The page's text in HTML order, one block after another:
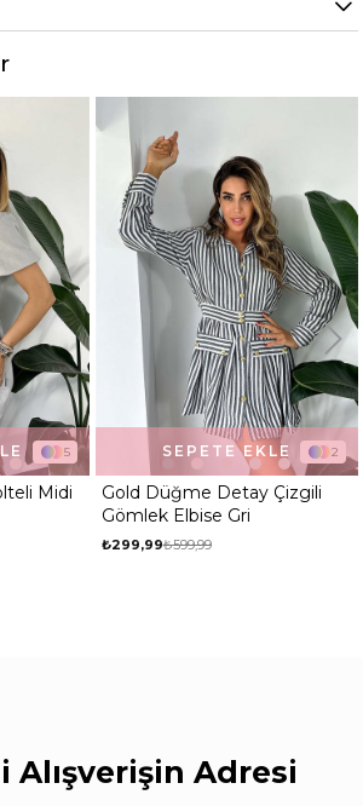
5
Midi
2
Gold Düğme Detay Çizgili
Gömlek Elbise Gri
₺299,99₺599,99
SEPETE EKLE
Alışverişin Adresi